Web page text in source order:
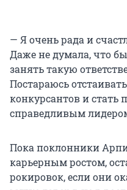
— Я очень рада и
Даже не думала, что
занять такую
Постараюсь
конкурсантов и стать
справедливым
Пока поклонники
карьерным ростом,
рокировок, если они